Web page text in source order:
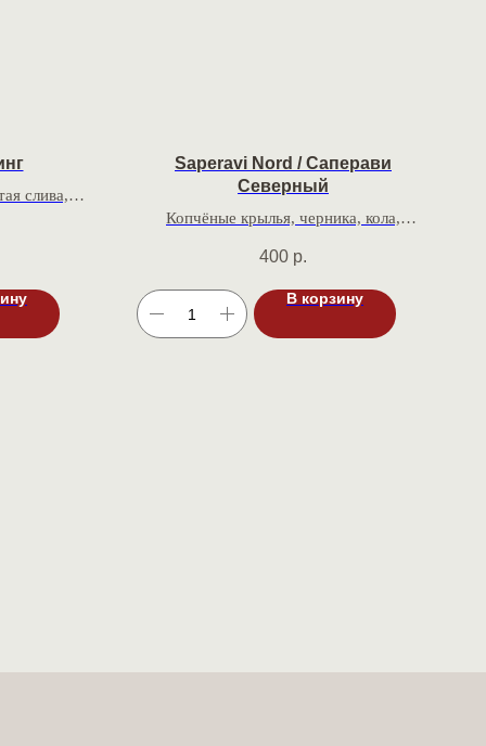
слива,
Saperavi Nord / Саперави
Северный
Копчёные крылья, черника, кола,
400 р.
В корзину